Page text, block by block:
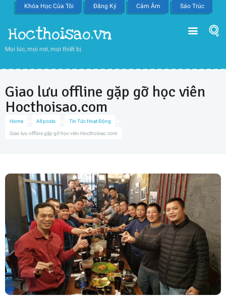
Khóa Học Của Tôi Đăng Ký Cảm Âm Sáo Trúc
Hocthoisao.vn
Mọi lúc, mọi nơi, mọi thiết bị
Home All posts Tin Tức Hoạt Động
Giao lưu offline gặp gỡ học viên Hocthoisao.com
Giao lưu offline gặp gỡ học viên
Hocthoisao.com